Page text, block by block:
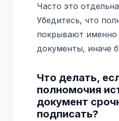
Часто это
Убедитесь, что
покрывают именно
документы, иначе
Что делать,
полномочия
документ
подписать?